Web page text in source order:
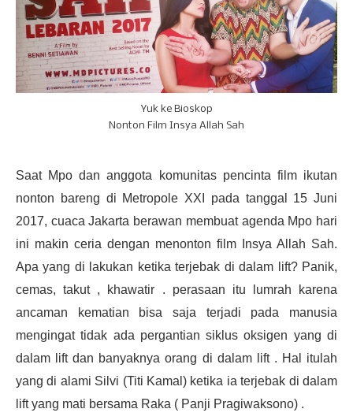
Yuk ke Bioskop
Nonton Film Insya Allah Sah
Saat Mpo dan anggota komunitas pencinta film ikutan
nonton bareng di Metropole XXI pada tanggal 15 Juni
2017, cuaca Jakarta berawan membuat agenda Mpo hari
ini makin ceria dengan menonton film Insya Allah Sah.
Apa yang di lakukan ketika terjebak di dalam lift? Panik,
cemas, takut , khawatir . perasaan itu lumrah karena
ancaman kematian bisa saja terjadi pada manusia
mengingat tidak ada pergantian siklus oksigen yang di
dalam lift dan banyaknya orang di dalam lift . Hal itulah
yang di alami Silvi (Titi Kamal) ketika ia terjebak di dalam
lift yang mati bersama Raka ( Panji Pragiwaksono) .